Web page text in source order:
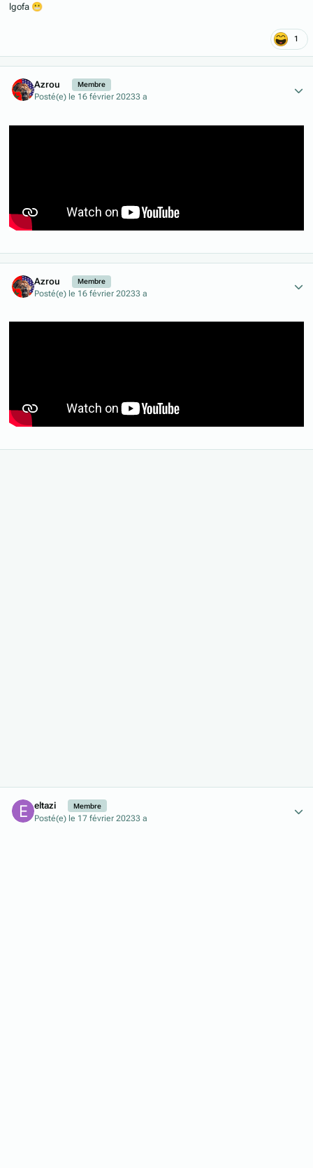
lgofa 😬
1
Azrou Membre
Posté(e) le 16 février 20233 a
Azrou Membre
Posté(e) le 16 février 20233 a
eltazi Membre
Posté(e) le 17 février 20233 a